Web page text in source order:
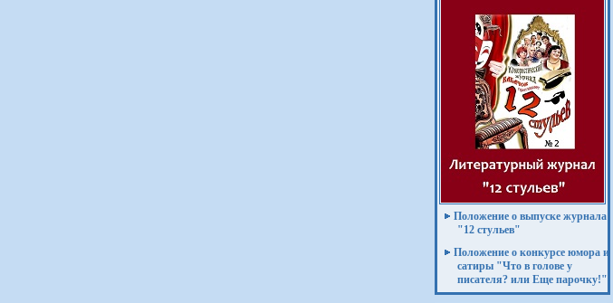
Положение о выпуске журнала
"12 стульев"
Положение о конкурсе юмора и
сатиры "Что в голове у
писателя? или Еще парочку!"